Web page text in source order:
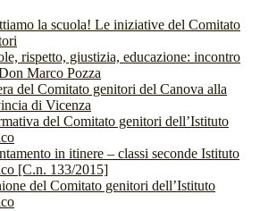
la scuola! Le iniziative del Comitato
rispetto, giustizia, educazione: incontro
Marco Pozza
del Comitato genitori del Canova alla
di Vicenza
del Comitato genitori dell’Istituto
in itinere – classi seconde Istituto
[C.n. 133/2015]
del Comitato genitori dell’Istituto